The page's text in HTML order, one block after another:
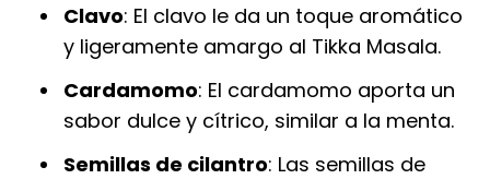
Clavo: El clavo le da un toque aromático
y ligeramente amargo al Tikka Masala.
Cardamomo: El cardamomo aporta un
sabor dulce y cítrico, similar a la menta.
Semillas de cilantro: Las semillas de